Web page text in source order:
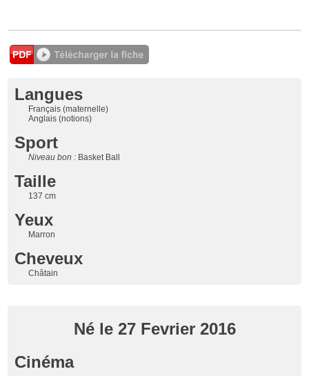
Langues
Français (maternelle)
Anglais (notions)
Sport
Niveau bon : Basket Ball
Taille
137 cm
Yeux
Marron
Cheveux
Châtain
Né le 27 Fevrier 2016
Cinéma